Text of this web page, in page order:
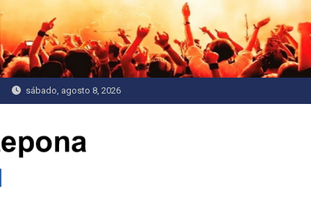
Saltar
al
contenido
sábado, agosto 8, 2026